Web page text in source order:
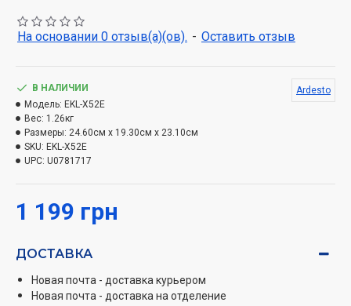
Элегантный корпус из нержавеющей стали снаружи
и внутри оснащен двойными стенками. Strix-контроль
закипаний.
Благодаря электронному термостату с
возможностью настройки 5 режимов (60, 70, 80, 90,
100) и LED-дисплея можно установить нужную
отключения при закипании и отсутствии воды
использования электроэнергии. Беспроводная база с
дадут скользить чайнику. Комфорту при
На основании 0 отзыв(а)(ов). - Оставить отзыв
1 199 грн
В НАЛИЧИИ
Модель: EKL-X52E
Вес: 1.26кг
Размеры: 24.60см x 19.30см x 23.10см
SKU: EKL-X52E
UPC: U0781717
Ardesto
ДОСТАВКА
Новая почта - доставка курьером
Новая почта - доставка на отделение